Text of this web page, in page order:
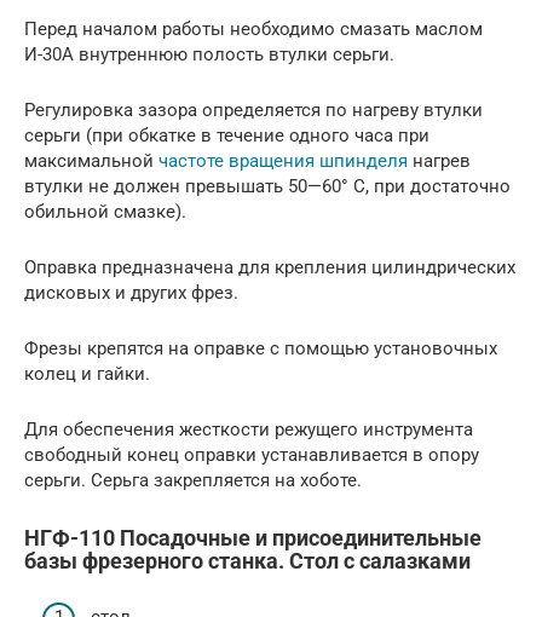
Перед началом работы необходимо смазать маслом
И-30А внутреннюю полость втулки серьги.
Регулировка зазора определяется по нагреву втулки
серьги (при обкатке в течение одного часа при
максимальной частоте вращения шпинделя нагрев
втулки не должен превышать 50—60° С, при достаточно
обильной смазке).
Оправка предназначена для крепления цилиндрических
дисковых и других фрез.
Фрезы крепятся на оправке с помощью установочных
колец и гайки.
Для обеспечения жесткости режущего инструмента
свободный конец оправки устанавливается в опору
серьги. Серьга закрепляется на хоботе.
НГФ-110 Посадочные и присоединительные
базы фрезерного станка. Стол с салазками